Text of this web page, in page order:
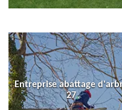
Entreprise abattage
27